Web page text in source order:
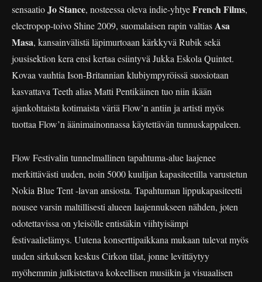
sensaatioJo Stance, nosteessa oleva indie-yhtyeFrench Films,
electropop-toivo Shine 2009, suomalaisen rapin valtiasAsa
Masa, kansainvälistä läpimurtoaan kärkkyvä Rubik sekä
jousisektion kera ensi kertaa esiintyvä Jukka Eskola Quintet.
Kovaa vauhtia Ison-Britannian klubiympyröissä suosiotaan
kasvattava Teeth alias Matti Pentikäinen tuo niin ikään
ajankohtaista kotimaista väriä Flow’n antiin ja artisti myös
tuottaa Flow’n äänimainonnassa käytettävän tunnuskappaleen.
Flow Festivalin tunnelmallinen tapahtuma-alue laajenee
merkittävästi uuden, noin 5000 kuulijan kapasiteetilla varustetun
Nokia Blue Tent -lavan ansiosta. Tapahtuman lippukapasiteetti
nousee varsin maltillisesti alueen laajennukseen nähden, joten
odotettavissa on yleisölle entistäkin viihtyisämpi
festivaalielämys. Uutena konserttipaikkana mukaan tulevat myös
uuden sirkuksen keskus Cirkon tilat, jonne levittäytyy
myöhemmin julkistettava kokeellisen musiikin ja visuaalisen